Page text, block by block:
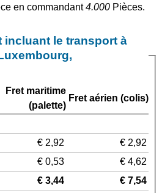
en commandant4.000 Pièces.
incluant le transport à
Fret maritime
(palette)
Fret aérien (colis)
€ 2,92
€ 2,92
€ 0,53
€ 4,62
€ 3,44 € 7,54